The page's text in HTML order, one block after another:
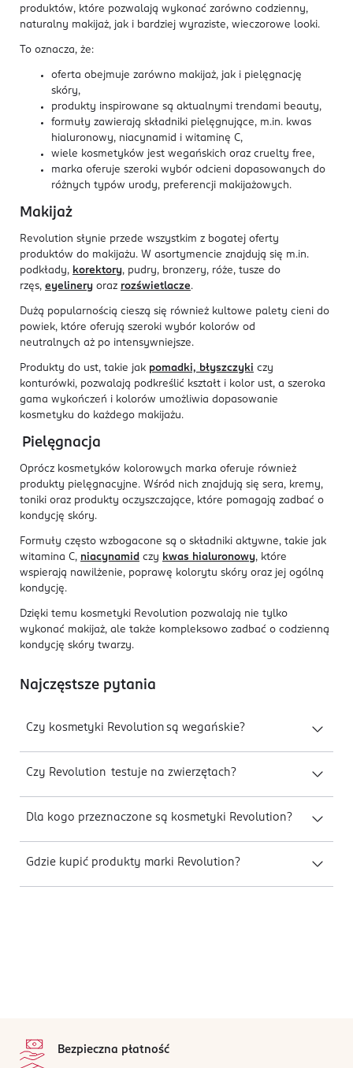
produktów, które pozwalają wykonać zarówno codzienny,
naturalny makijaż, jak i bardziej wyraziste, wieczorowe looki.
To oznacza, że:
oferta obejmuje zarówno makijaż, jak i pielęgnację
skóry,
produkty inspirowane są aktualnymi trendami beauty,
formuły zawierają składniki pielęgnujące, m.in. kwas
hialuronowy, niacynamid i witaminę C,
wiele kosmetyków jest wegańskich oraz cruelty free,
marka oferuje szeroki wybór odcieni dopasowanych do
różnych typów urody, preferencji makijażowych.
Makijaż
Revolution słynie przede wszystkim z bogatej oferty
produktów do makijażu. W asortymencie znajdują się m.in.
podkłady, korektory, pudry, bronzery, róże, tusze do
rzęs, eyelinery oraz rozświetlacze.
Dużą popularnością cieszą się również kultowe palety cieni do
powiek, które oferują szeroki wybór kolorów od
neutralnych aż po intensywniejsze.
Produkty do ust, takie jak pomadki, błyszczyki czy
konturówki, pozwalają podkreślić kształt i kolor ust, a szeroka
gama wykończeń i kolorów umożliwia dopasowanie
kosmetyku do każdego makijażu.
Pielęgnacja
Oprócz kosmetyków kolorowych marka oferuje również
produkty pielęgnacyjne. Wśród nich znajdują się sera, kremy,
toniki oraz produkty oczyszczające, które pomagają zadbać o
kondycję skóry.
Formuły często wzbogacone są o składniki aktywne, takie jak
witamina C, niacynamid czy kwas hialuronowy, które
wspierają nawilżenie, poprawę kolorytu skóry oraz jej ogólną
kondycję.
Dzięki temu kosmetyki Revolution pozwalają nie tylko
wykonać makijaż, ale także kompleksowo zadbać o codzienną
kondycję skóry twarzy.
Najczęstsze pytania
Czy kosmetyki Revolution są wegańskie?
Czy Revolution testuje na zwierzętach?
Dla kogo przeznaczone są kosmetyki Revolution?
Gdzie kupić produkty marki Revolution?
Bezpieczna płatność